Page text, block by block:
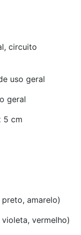
circuito
uso geral
geral
5 cm
amarelo)
vermelho)